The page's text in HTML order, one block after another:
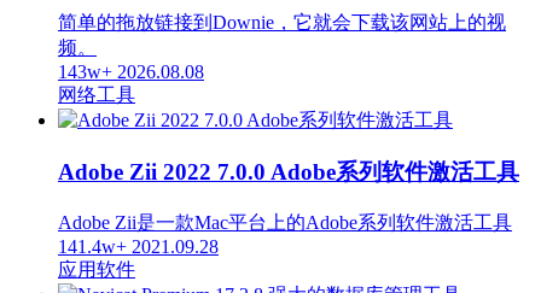
简单的拖放链接到Downie，它就会下载该网站上的视
频。
143w+ 2026.08.08
网络工具
Adobe Zii 2022 7.0.0 Adobe系列软件激活工具
Adobe Zii是一款Mac平台上的Adobe系列软件激活工具
141.4w+ 2021.09.28
应用软件